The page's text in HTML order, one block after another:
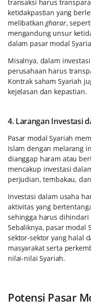
transaksi harus
ketidakpastian yang
melibatkan gharar,
mengandung unsur
dalam pasar modal
Misalnya, dalam
perusahaan harus
Kontrak saham Syariah
kejelasan dan kepastian.
4. Larangan Investasi
Pasar modal Syariah
Islam dengan melarang
dianggap haram atau
mencakup investasi
perjudian, tembakau,
Investasi dalam usaha
aktivitas yang
sehingga harus dihindari
Sebaliknya, pasar modal
sektor-sektor yang halal
masyarakat serta
nilai-nilai Syariah.
Potensi Pasar